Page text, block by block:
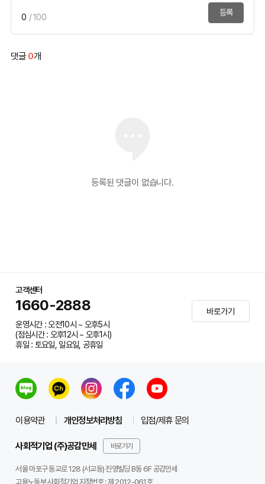
0 / 100 등록
댓글 0개
등록된 댓글이 없습니다.
고객센터
1660-2888
운영시간 : 오전10시 ~ 오후5시
(점심시간 : 오후12시 ~ 오후1시)
휴일 : 토요일, 일요일, 공휴일
바로가기
이용약관 개인정보처리방침 입점/제휴 문의
사회적기업 (주)공감만세 바로가기
서울 마포구 동교로 128 (서교동) 진영빌딩 B동 6F 공감만세
고용노동부 사회적기업 지정번호 : 제 2012-061호